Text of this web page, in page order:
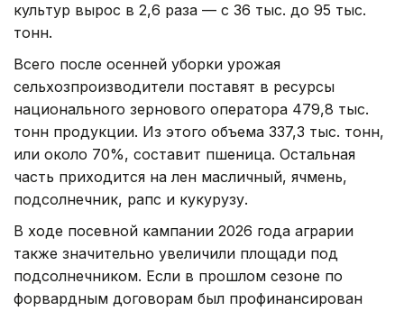
культур вырос в 2,6 раза — с 36 тыс. до 95 тыс.
тонн.
Всего после осенней уборки урожая
сельхозпроизводители поставят в ресурсы
национального зернового оператора 479,8 тыс.
тонн продукции. Из этого объема 337,3 тыс. тонн,
или около 70%, составит пшеница. Остальная
часть приходится на лен масличный, ячмень,
подсолнечник, рапс и кукурузу.
В ходе посевной кампании 2026 года аграрии
также значительно увеличили площади под
подсолнечником. Если в прошлом сезоне по
форвардным договорам был профинансирован